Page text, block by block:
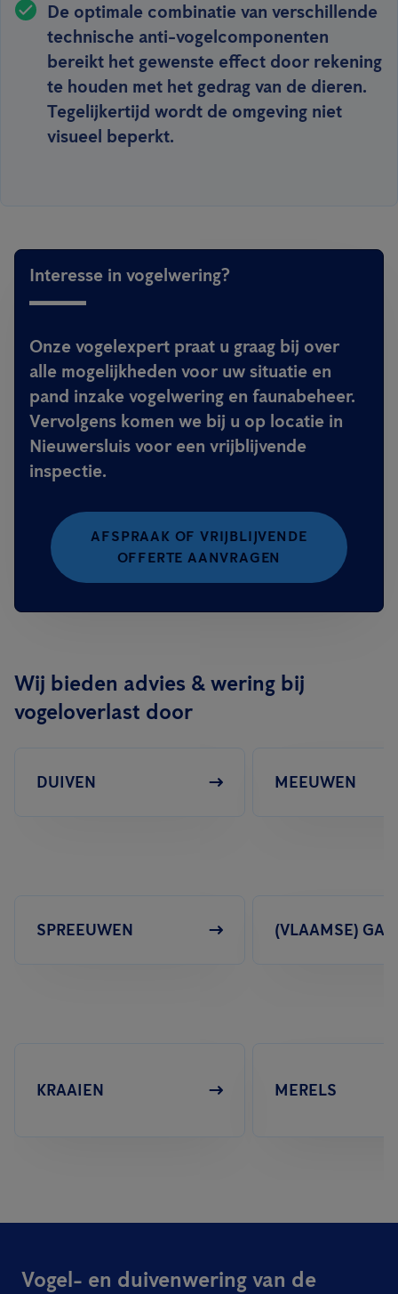
De optimale combinatie van verschillende
technische anti-vogelcomponenten
bereikt het gewenste effect door rekening
te houden met het gedrag van de dieren.
Tegelijkertijd wordt de omgeving niet
visueel beperkt.
Interesse in vogelwering?
Onze vogelexpert praat u graag bij over
alle mogelijkheden voor uw situatie en
pand inzake vogelwering en faunabeheer.
Vervolgens komen we bij u op locatie in
Nieuwersluis voor een vrijblijvende
inspectie.
AFSPRAAK OF VRIJBLIJVENDE
OFFERTE AANVRAGEN
Wij bieden advies & wering bij
vogeloverlast door
DUIVEN MEEUWEN
SPREEUWEN (VLAAMSE)
KRAAIEN MERELS
Vogel- en duivenwering van de